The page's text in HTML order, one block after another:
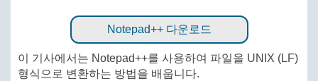
Notepad++ 다운로드
이 기사에서는 Notepad++를 사용하여 파일을 UNIX (LF)
형식으로 변환하는 방법을 배웁니다.